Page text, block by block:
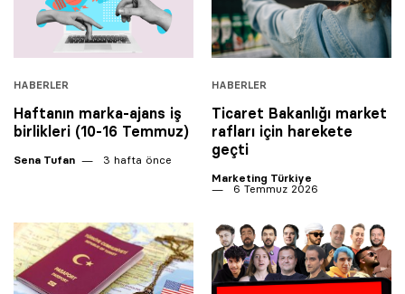
HABERLER
Haftanın marka-ajans iş
birlikleri (10-16 Temmuz)
Sena Tufan 3 hafta önce
HABERLER
Ticaret Bakanlığı market
rafları için harekete
geçti
Marketing Türkiye
6 Temmuz 2026